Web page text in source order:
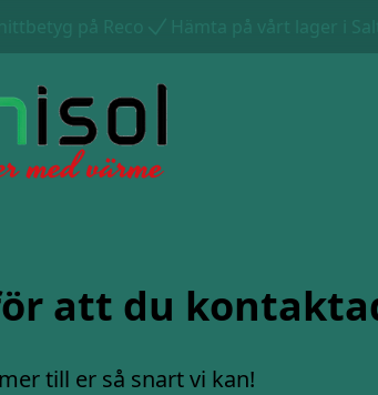
på Reco Hämta på vårt lager i
att du
till er så snart vi kan!